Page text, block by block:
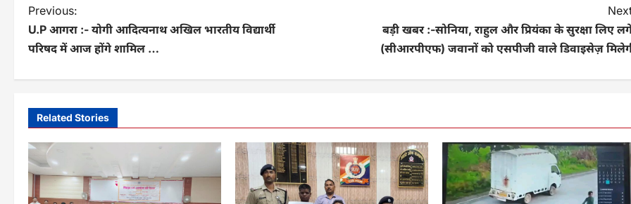
P
o
n
a
v
Previous:
U.P आगरा :- योगी आदित्यनाथ अखिल भारतीय विद्यार्थी
परिषद में आज होंगे शामिल …
बड़ी खबर :-सोनिया, राहुल और प्रियंका के सुरक्षा लिए
(सीआरपीएफ) जवानों को एसपीजी वाले डिवाइसेज़
Related Stories